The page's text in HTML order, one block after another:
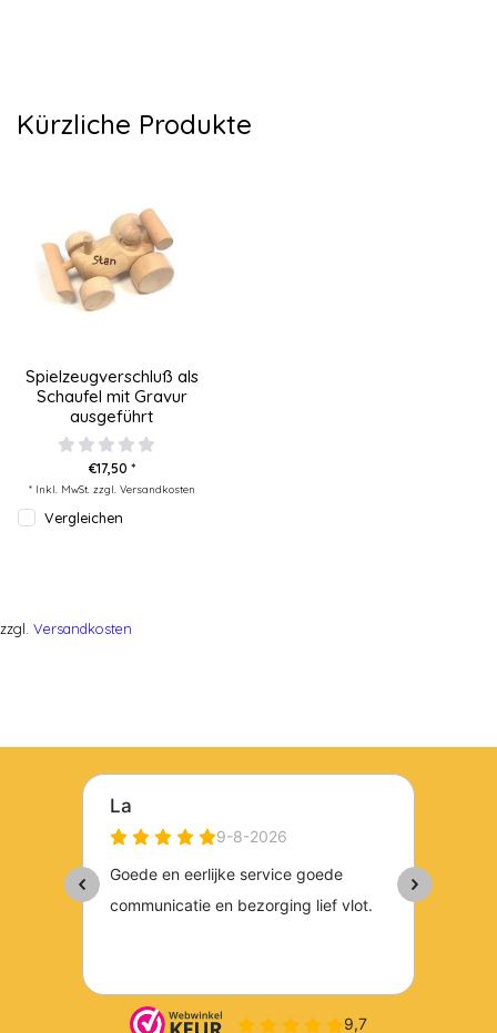
Kürzliche Produkte
Spielzeugverschluß als
Schaufel mit Gravur
ausgeführt
€17,50 *
* Inkl. MwSt. zzgl. Versandkosten
Vergleichen
zzgl. Versandkosten